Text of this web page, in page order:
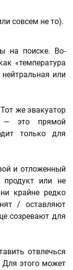
совсем не то).
на поиске. Во-
«температура
или
же эвакуатор
— это прямой
только для
и отложенный
или не
крайне редко
/ оставляют
созревают для
отвлечься
Для этого может